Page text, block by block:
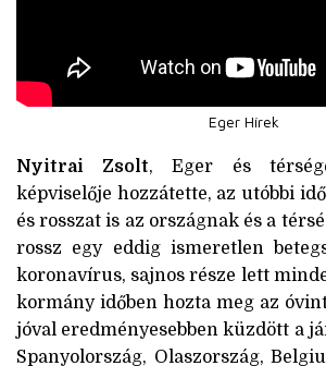
Eger Hírek
Nyitrai Zsolt, Eger és
képviselője hozzátette, az utóbbi
és rosszat is az országnak és a
rossz egy eddig ismeretlen
koronavírus, sajnos része lett
kormány időben hozta meg az
jóval eredményesebben küzdött a
Spanyolország, Olaszország,